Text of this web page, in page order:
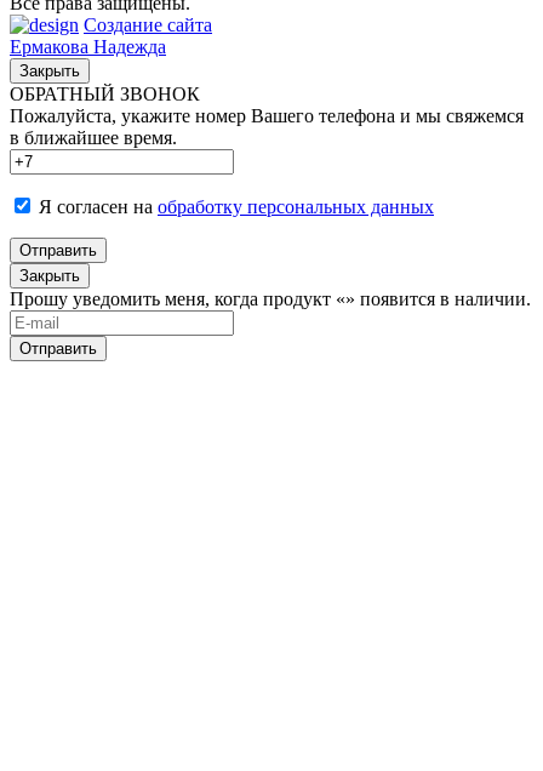
Создание сайта
Ермакова Надежда
Закрыть
ОБРАТНЫЙ ЗВОНОК
Пожалуйста, укажите номер Вашего телефона и мы свяжемся
в ближайшее время.
Я согласен на обработку персональных данных
Отправить
Закрыть
Прошу уведомить меня, когда продукт «» появится в наличии.
Отправить